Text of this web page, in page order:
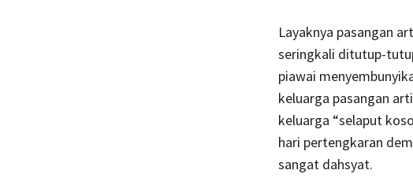
Layaknya pasangan
seringkali ditutup-
piawai
keluarga pasangan
keluarga “selaput
hari pertengkaran
sangat dahsyat.